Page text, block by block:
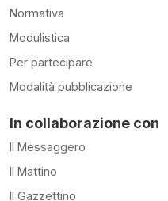
Normativa
Modulistica
Per partecipare
Modalità pubblicazione
In collaborazione con
Il Messaggero
Il Mattino
Il Gazzettino